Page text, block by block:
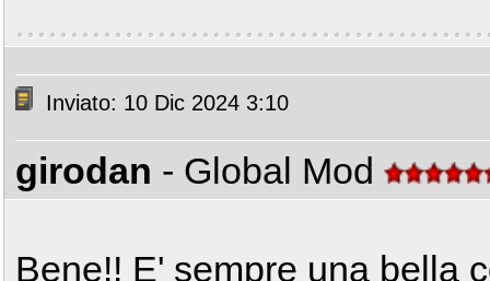
Inviato: 10 Dic 2024 3:10
girodan - Global Mod
Bene!! E' sempre una bella